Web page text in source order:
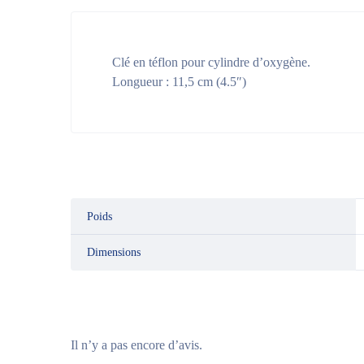
Clé en téflon pour cylindre d’oxygène.
Longueur : 11,5 cm (4.5″)
Poids
Dimensions
Il n’y a pas encore d’avis.